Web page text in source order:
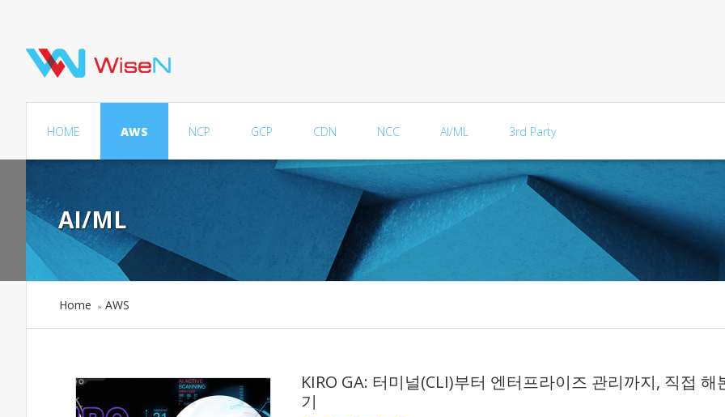
HOME AWS NCP GCP CDN NCC AI/ML 3rd Party
AI/ML
Home » AWS
KIRO GA: 터미널(CLI)부터 엔터프라이즈 관리까지, 직접 해
기